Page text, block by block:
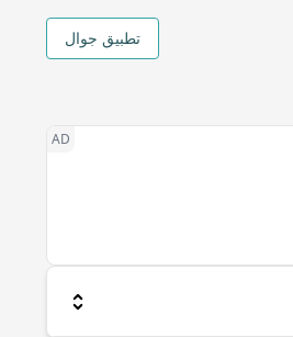
تطبيق جوال